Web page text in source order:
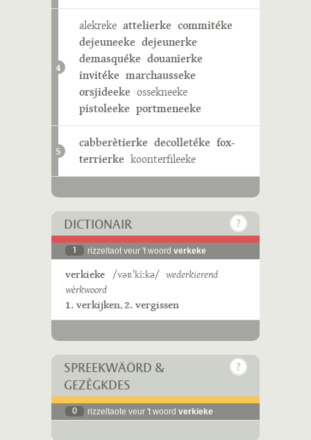
4
alekreke attelierke commitéke
dejeuneeke dejeunerke
demasquéke douanierke
invitéke marchausseke
orsjideeke ossekneeke
pistoleeke portmeneeke
5
cabberètierke decolletéke fox-
terrierke koonterfileeke
DICTIONAIR
1 rizzeltaot veur 't woord verkeke
verkieke /vəʀˈkiːkə/ wederkierend
wèrkwoord
1. verkijken,2. vergissen
SPREEKWÄÖRD &
GEZÈGKDES
0 rizzeltaote veur 't woord verkieke